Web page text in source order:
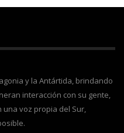
y la Antártida, brindando
interacción con su gente,
voz propia del Sur,